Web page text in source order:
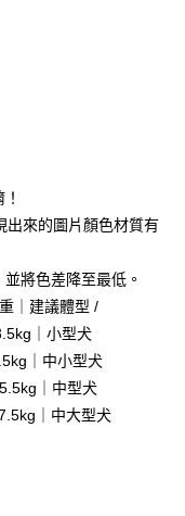
出來的圖片顏色材質有
將色差降至最低。
｜建議體型 /
｜小型犬
｜中小型犬
｜中型犬
｜中大型犬